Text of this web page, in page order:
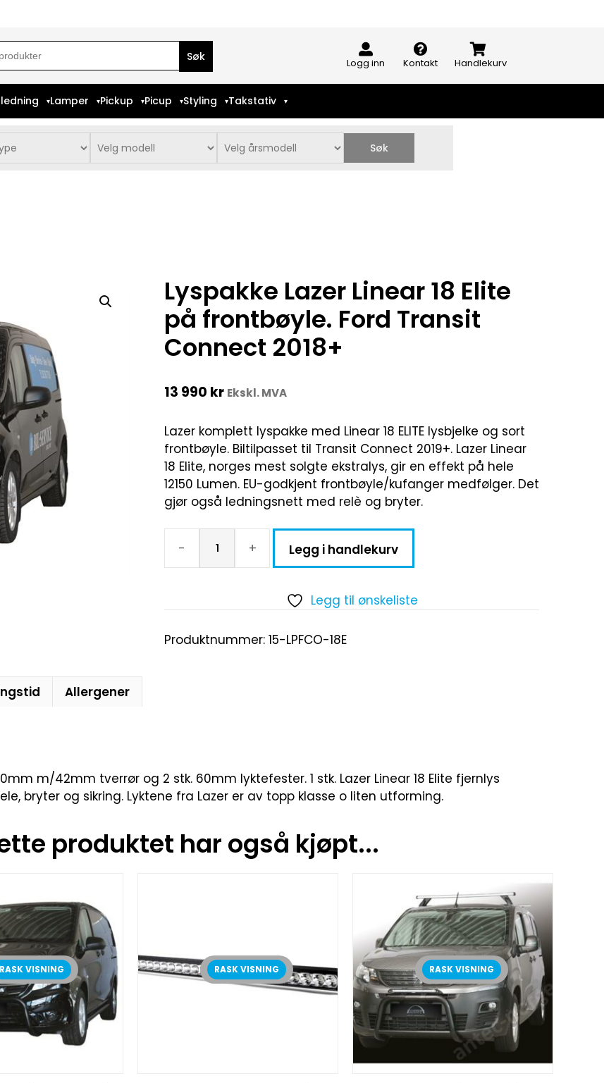
Logg inn Kontakt Handlekurv
Lamper Pickup Picup Styling Takstativ
Søk
Lyspakke Lazer Linear 18 Elite
på frontbøyle. Ford Transit
Connect 2018+
13 990 kr Ekskl. MVA
Lazer komplett lyspakke med Linear 18 ELITE lysbjelke og sort
frontbøyle. Biltilpasset til Transit Connect 2019+. Lazer Linear
18 Elite, norges mest solgte ekstralys, gir en effekt på hele
12150 Lumen. EU-godkjent frontbøyle/kufanger medfølger. Det
gjør også ledningsnett med relè og bryter.
- + Legg i handlekurv
Legg til ønskeliste
Produktnummer: 15-LPFCO-18E
Allergener
m/42mm tverrør og 2 stk. 60mm lyktefester. 1 stk. Lazer Linear 18 Elite fjernlys
bryter og sikring. Lyktene fra Lazer er av topp klasse o liten utforming.
produktet har også kjøpt...
RASK VISNING RASK VISNING RASK VISNING